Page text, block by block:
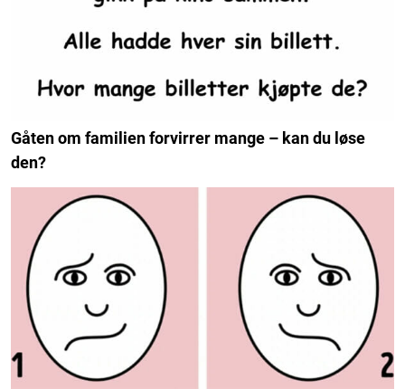
Gåten om familien forvirrer mange – kan du løse
den?